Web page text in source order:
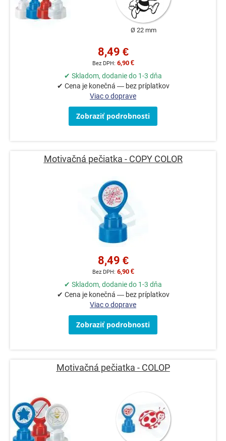
Ø 22 mm
8,49 €
6,90 €
✔ Skladom, dodanie do 1-3 dňa
✔ Cena je konečná — bez príplatkov
Viac o doprave
Zobraziť podrobnosti
Motivačná pečiatka - COPY COLOR
8,49 €
6,90 €
✔ Skladom, dodanie do 1-3 dňa
✔ Cena je konečná — bez príplatkov
Viac o doprave
Zobraziť podrobnosti
Motivačná pečiatka - COLOP